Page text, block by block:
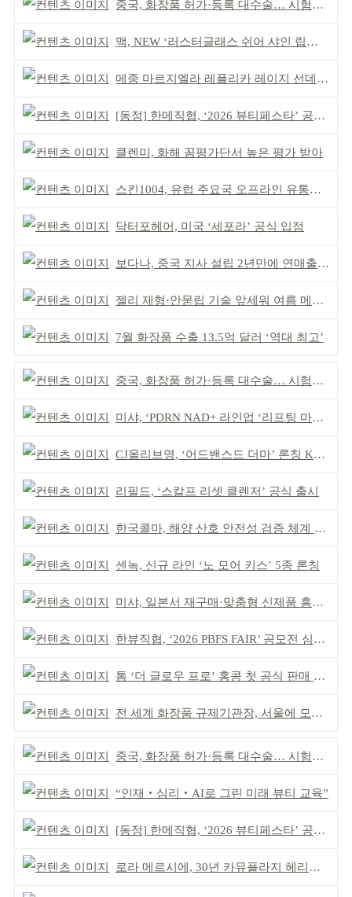
중국, 화장품 허가·등록 대수술… 시험자료 공용 허용
맥, NEW ‘러스터글래스 쉬어 샤인 립스틱’ 출시
메종 마르지엘라 레플리카 레이지 선데이 모닝 디퓨저
[동정] 한메직협, ‘2026 뷰티페스타’ 공동 주최
클렌미, 화해 꼼평가단서 높은 평가 받아
스킨1004, 유럽 주요국 오프라인 유통망 확대
닥터포헤어, 미국 ‘세포라’ 공식 입점
보다나, 중국 지사 설립 2년만에 연매출 120억 돌파
젤리 제형·안묻립 기술 앞세워 여름 메이크업 시장 공략
7월 화장품 수출 13.5억 달러 ‘역대 최고’
중국, 화장품 허가·등록 대수술… 시험자료 공용 허용
미샤, ‘PDRN NAD+ 라인업 ‘리프팅 마스크’ 출시
CJ올리브영, ‘어드밴스드 더마’ 론칭 K더마 육성 박차
리필드, ‘스칼프 리셋 클렌저’ 공식 출시
한국콜마, 해양 산호 안전성 검증 체계 구축
센녹, 신규 라인 ‘노 모어 키스’ 5종 론칭
미샤, 일본서 재구매·맞춤형 신제품 흥행 ‘쌍끌이’
한뷰직협, ‘2026 PBFS FAIR’ 공모전 심사 성료
톰 ‘더 글로우 프로’ 홍콩 첫 공식 판매 완판
전 세계 화장품 규제기관장, 서울에 모인다
중국, 화장품 허가·등록 대수술… 시험자료 공용 허용
“인재‧심리‧AI로 그린 미래 뷰티 교육”
[동정] 한메직협, ‘2026 뷰티페스타’ 공동 주최
로라 메르시에, 30년 카뮤플라지 헤리티지 담아